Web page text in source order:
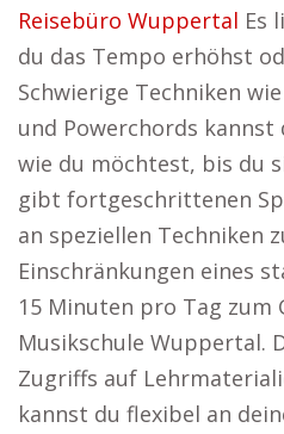
Reisebüro Wuppertal Es
du das Tempo erhöhst
Schwierige Techniken
und Powerchords
wie du möchtest, bis du
gibt fortgeschrittenen
an speziellen Techniken
Einschränkungen eines
15 Minuten pro Tag zum
Musikschule Wuppertal.
Zugriffs auf
kannst du flexibel an